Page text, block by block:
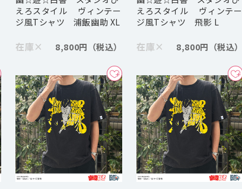
えろスタイル ヴィンテー
ジ風Tシャツ 浦飯幽助 XL
在庫× 8,800円
えろスタイル ヴィンテー
ジ風Tシャツ 飛影 L
在庫× 8,800円